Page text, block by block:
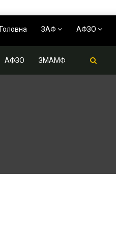
Головна ЗАФ АФЗО
АФЗО ЗМАМФ